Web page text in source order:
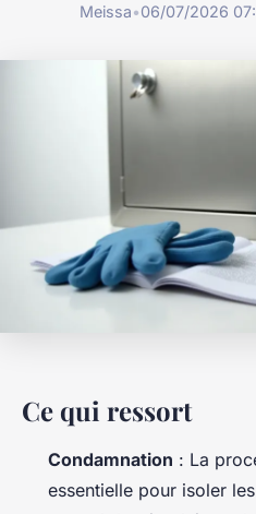
Meissa•06/07/2026
Ce qui ressort
Condamnation : La
essentielle pour isoler